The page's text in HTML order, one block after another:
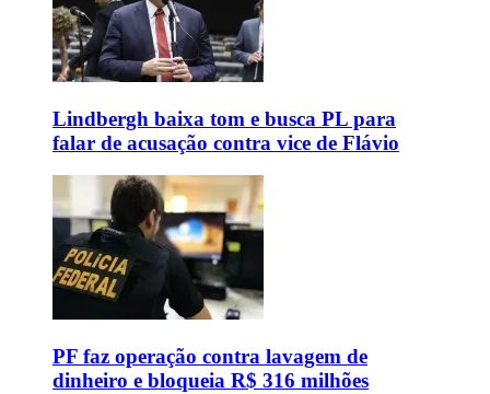
Lindbergh baixa tom e busca PL para
falar de acusação contra vice de Flávio
PF faz operação contra lavagem de
dinheiro e bloqueia R$ 316 milhões